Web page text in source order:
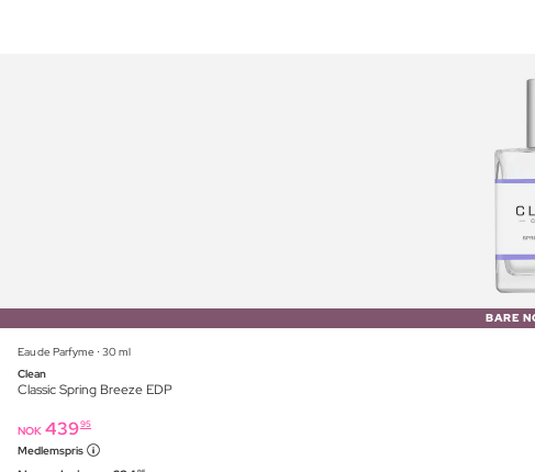
BARE
Eau de Parfyme ⋅ 30 ml
Clean
Classic Spring Breeze EDP
NOK 43995
Medlemspris